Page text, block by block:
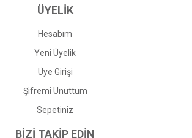
ÜYELİK
Hesabım
Yeni Üyelik
Üye Girişi
Şifremi Unuttum
Sepetiniz
BİZİ TAKİP EDİN